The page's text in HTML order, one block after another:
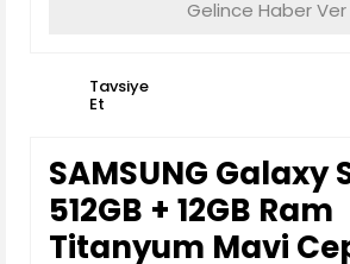
Gelince Haber Ver
Tavsiye
Et
SAMSUNG Galaxy
512GB + 12GB Ram
Titanyum Mavi